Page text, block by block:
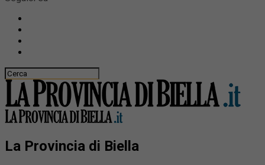
La Provincia di Biella